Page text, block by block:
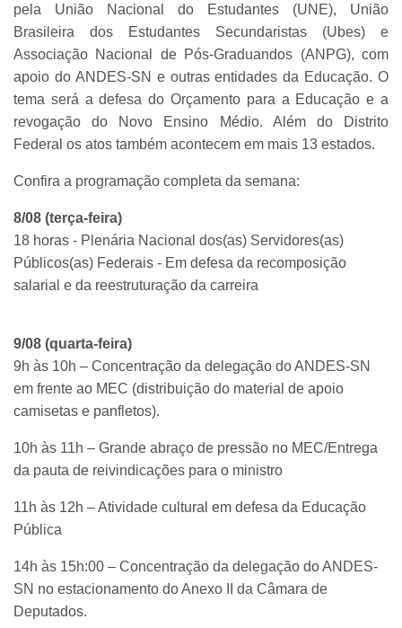
pela União Nacional do Estudantes (UNE), União
Brasileira dos Estudantes Secundaristas (Ubes) e
Associação Nacional de Pós-Graduandos (ANPG), com
apoio do ANDES-SN e outras entidades da Educação. O
tema será a defesa do Orçamento para a Educação e a
revogação do Novo Ensino Médio. Além do Distrito
Federal os atos também acontecem em mais 13 estados.
Confira a programação completa da semana:
8/08 (terça-feira)
18 horas - Plenária Nacional dos(as) Servidores(as)
Públicos(as) Federais - Em defesa da recomposição
salarial e da reestruturação da carreira
9/08 (quarta-feira)
9h às 10h – Concentração da delegação do ANDES-SN
em frente ao MEC (distribuição do material de apoio
camisetas e panfletos).
10h às 11h – Grande abraço de pressão no MEC/Entrega
da pauta de reivindicações para o ministro
11h às 12h – Atividade cultural em defesa da Educação
Pública
14h às 15h:00 – Concentração da delegação do ANDES-
SN no estacionamento do Anexo II da Câmara de
Deputados.